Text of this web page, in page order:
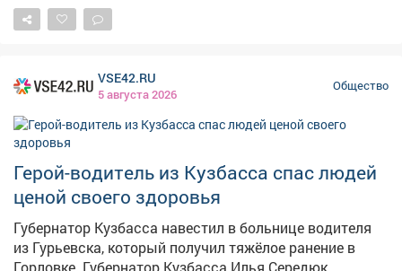
VSE42.RU
5 августа 2026
Общество
Герой-водитель из Кузбасса спас людей
ценой своего здоровья
Губернатор Кузбасса навестил в больнице водителя
из Гурьевска, который получил тяжёлое ранение в
Горловке. Губернатор Кузбасса Илья Середюк